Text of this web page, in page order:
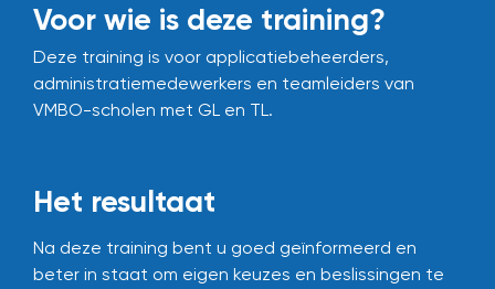
Voor wie is deze training?
Deze training is voor applicatiebeheerders,
administratiemedewerkers en teamleiders van
VMBO-scholen met GL en TL.
Het resultaat
Na deze training bent u goed geïnformeerd en
beter in staat om eigen keuzes en beslissingen te